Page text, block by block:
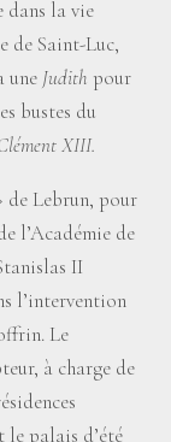
dans la vie
de Saint-Luc,
une Judith pour
bustes du
XIII.
de Lebrun, pour
l’Académie de
II
l’intervention
Le
à charge de
palais d’été